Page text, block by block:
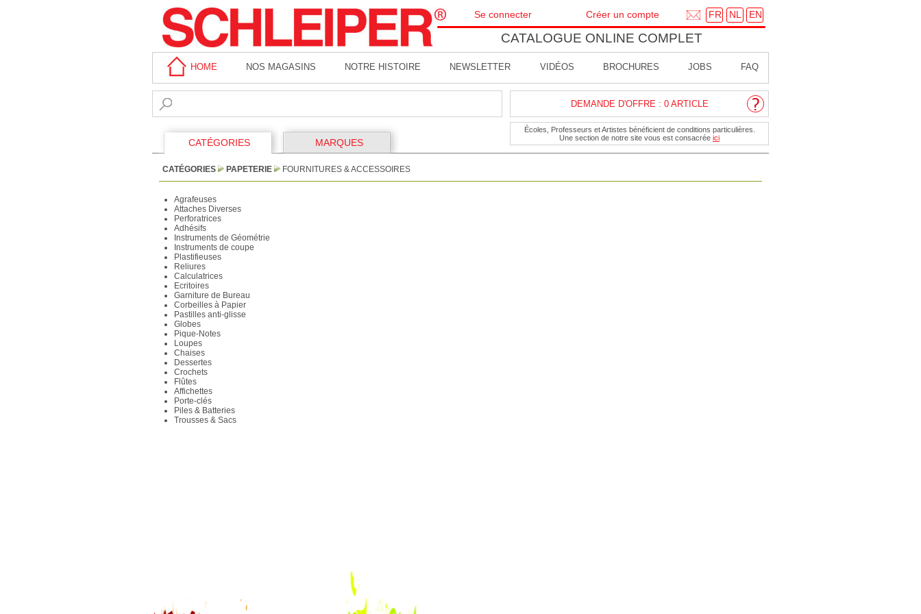
FR NL EN
CATALOGUE ONLINE COMPLET
Se connecter Créer un compte
HOME NOS MAGASINS NOTRE HISTOIRE NEWSLETTER VIDÉOS BROCHURES JOBS FAQ
DEMANDE D'OFFRE : 0 ARTICLE
Écoles, Professeurs et Artistes bénéficient de conditions particulières.
Une section de notre site vous est consacrée ici
CATÉGORIES MARQUES
CATÉGORIES PAPETERIE FOURNITURES & ACCESSOIRES
Agrafeuses
Attaches Diverses
Perforatrices
Adhésifs
Instruments de Géométrie
Instruments de coupe
Plastifieuses
Reliures
Calculatrices
Ecritoires
Garniture de Bureau
Corbeilles à Papier
Pastilles anti-glisse
Globes
Pique-Notes
Loupes
Chaises
Dessertes
Crochets
Flûtes
Affichettes
Porte-clés
Piles & Batteries
Trousses & Sacs